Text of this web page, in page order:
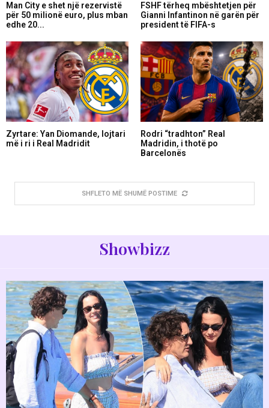
Man City e shet një rezervistë
për 50 milionë euro, plus mban
edhe 20...
FSHF tërheq mbështetjen për
Gianni Infantinon në garën për
president të FIFA-s
Zyrtare: Yan Diomande, lojtari
më i ri i Real Madridit
Rodri “tradhton” Real
Madridin, i thotë po
Barcelonës
SHFLETO MË SHUMË POSTIME
Showbizz